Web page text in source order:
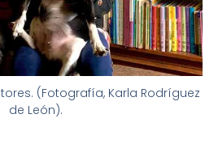
(Fotografía, Karla Rodríguez
de León).